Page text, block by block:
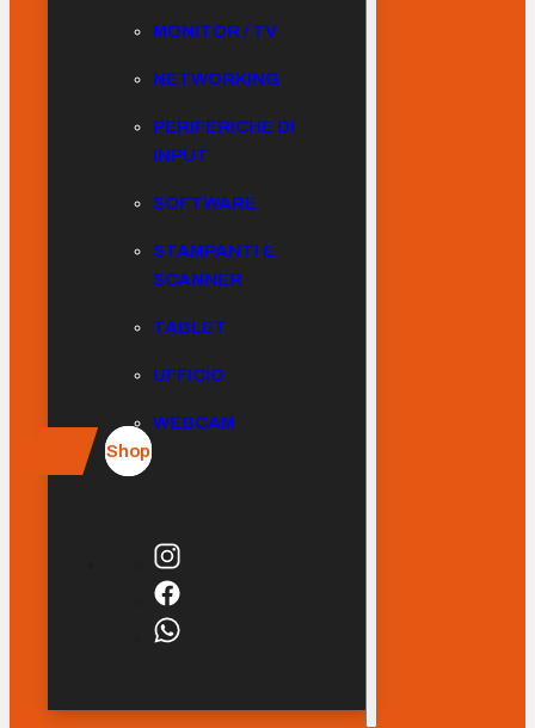
MONITOR / TV
NETWORKING
PERIFERICHE DI
INPUT
SOFTWARE
STAMPANTI E
SCANNER
TABLET
UFFICIO
WEBCAM
Shop